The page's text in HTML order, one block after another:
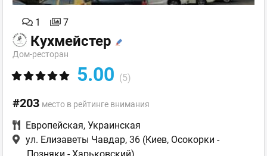
1 7
Кухмейстер
Дом-ресторан
5.00 (5)
#203 место в рейтинге внимания
Европейская, Украинская
ул. Елизаветы Чавдар, 36 (Киев, Осокорки -
Позняки - Харьковский)